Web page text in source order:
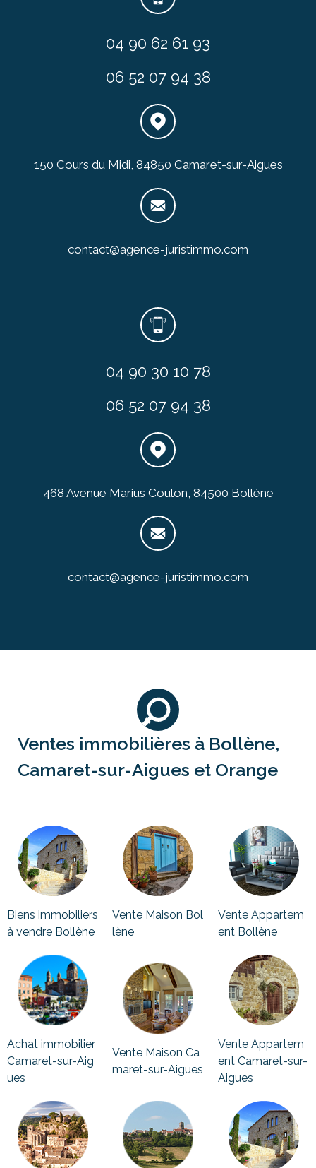
04 90 62 61 93
06 52 07 94 38
150 Cours du Midi, 84850 Camaret-sur-Aigues
contact@agence-juristimmo.com
04 90 30 10 78
06 52 07 94 38
468 Avenue Marius Coulon, 84500 Bollène
contact@agence-juristimmo.com
Ventes immobilières à Bollène,
Camaret-sur-Aigues et Orange
Biens immobiliers
à vendre Bollène
Vente Maison Bol
lène
Vente Appartem
ent Bollène
Achat immobilier
Camaret-sur-Aig
ues
Vente Maison Ca
maret-sur-Aigues
Vente Appartem
ent Camaret-sur-
Aigues